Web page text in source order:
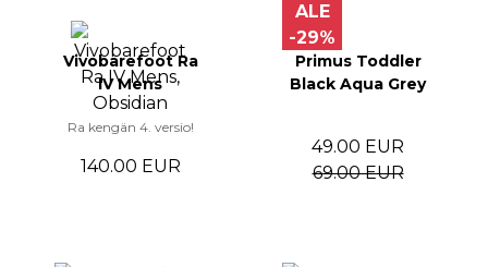
Vivobarefoot Ra
IV Mens
Ra kengän 4. versio!
140.00 EUR
ALE
-29%
Primus Toddler
Black Aqua Grey
49.00 EUR
69.00 EUR